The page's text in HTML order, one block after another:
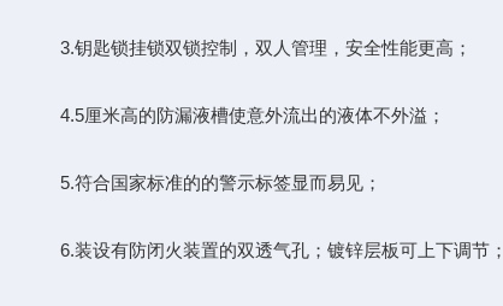
3.钥匙锁挂锁双锁控制，双人管理，安全性能更高；
4.5厘米高的防漏液槽使意外流出的液体不外溢；
5.符合国家标准的的警示标签显而易见；
6.装设有防闭火装置的双透气孔；镀锌层板可上下调节；